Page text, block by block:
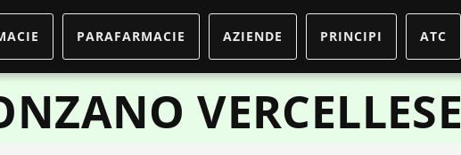
PARAFARMACIE AZIENDE PRINCIPI ATC
VERCELLESE